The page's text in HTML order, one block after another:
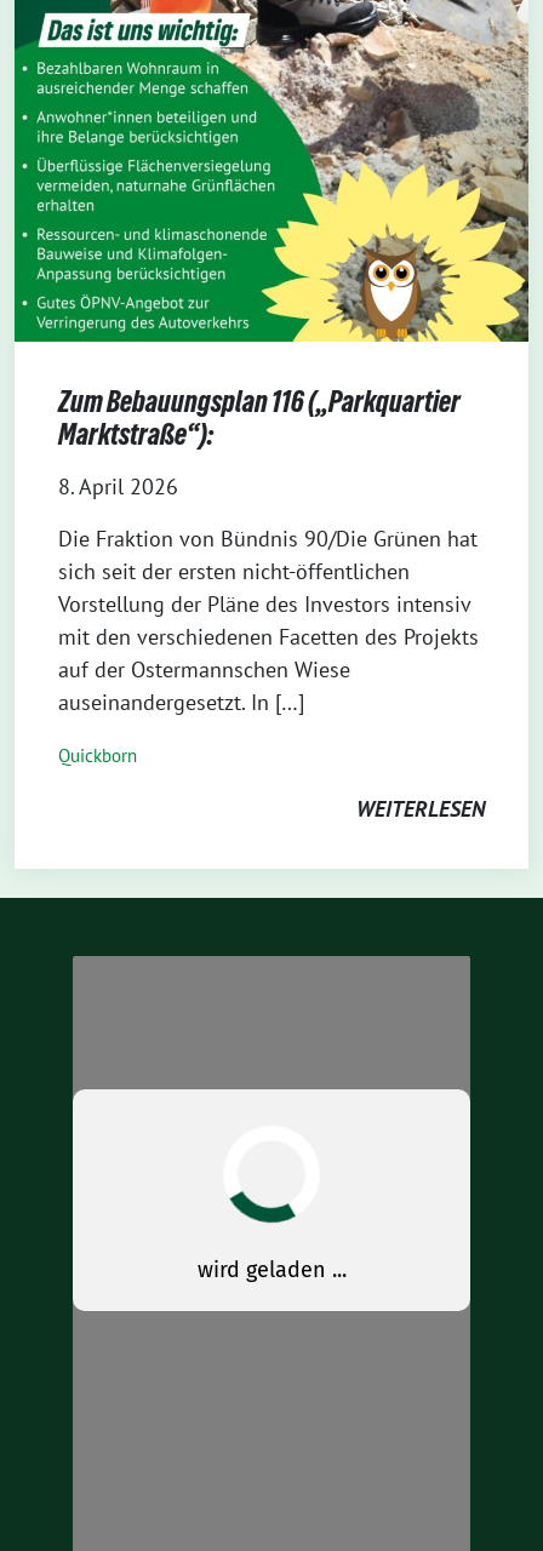
Zum Bebauungsplan 116 („Parkquartier
Marktstraße“):
8. April 2026
Die Fraktion von Bündnis 90/Die Grünen hat
sich seit der ersten nicht-öffentlichen
Vorstellung der Pläne des Investors intensiv
mit den verschiedenen Facetten des Projekts
auf der Ostermannschen Wiese
auseinandergesetzt. In […]
Quickborn
WEITERLESEN